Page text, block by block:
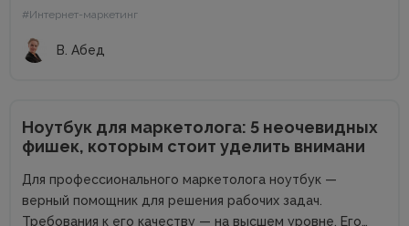
новую порцию...
#Интернет-маркетинг
В. Абед
Ноутбук для маркетолога: 5 неочевидных
фишек, которым стоит уделить внимани
Для профессионального маркетолога ноутбук —
верный помощник для решения рабочих задач.
Требования к его качеству — на высшем уровне. Его